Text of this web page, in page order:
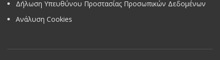
Δήλωση Υπευθύνου Προστασίας Προσωπικών Δεδομένων
Ανάλυση Cookies